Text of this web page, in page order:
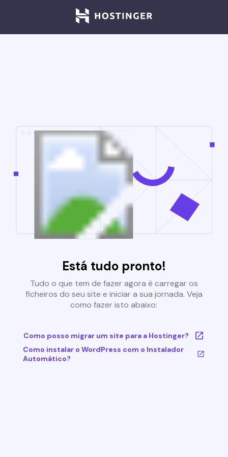
Está tudo pronto!
Tudo o que tem de fazer agora é carregar os
ficheiros do seu site e iniciar a sua jornada. Veja
como fazer isto abaixo:
Como posso migrar um site para a Hostinger?
Como instalar o WordPress com o Instalador
Automático?